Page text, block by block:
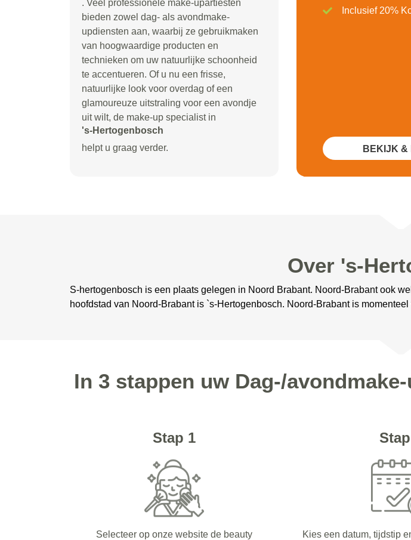
. Veel professionele make-upartiesten
bieden zowel dag- als avondmake-
updiensten aan, waarbij ze gebruikmaken
van hoogwaardige producten en
technieken om uw natuurlijke schoonheid
te accentueren. Of u nu een frisse,
natuurlijke look voor overdag of een
glamoureuze uitstraling voor een avondje
uit wilt, de make-up specialist in
's-Hertogenbosch
helpt u graag verder.
Inclusief 20%
BEKIJK &
Over 's-
S-hertogenbosch is een plaats gelegen in Noord Brabant. Noord-Brabant ook
hoofdstad van Noord-Brabant is `s-Hertogenbosch. Noord-Brabant is
In 3 stappen uw Dag-/
Stap 1
Selecteer op onze website de beauty
Kies een datum, tijdstip